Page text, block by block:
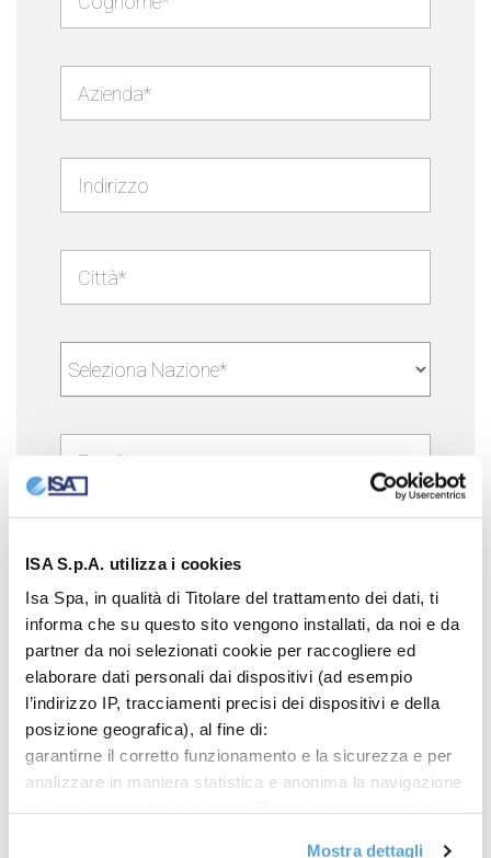
ISA S.p.A. utilizza i cookies
Isa Spa, in qualità di Titolare del trattamento dei dati, ti
informa che su questo sito vengono installati, da noi e da
partner da noi selezionati cookie per raccogliere ed
elaborare dati personali dai dispositivi (ad esempio
l’indirizzo IP, tracciamenti precisi dei dispositivi e della
posizione geografica), al fine di:
garantirne il corretto funzionamento e la sicurezza e per
analizzare in maniera statistica e anonima la navigazione
Mostra dettagli
Ho bisogno di*:
Inserendo il Serial Number (S/N) riusciamo a